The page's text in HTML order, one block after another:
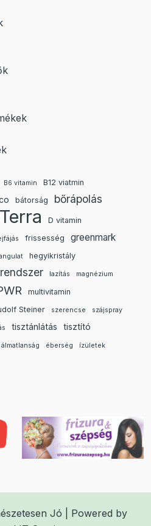
B6 vitamin
B12 viatmin
bátorság bőrápolás
D vitamin
frissesség greenmark
hegyikristály
lazítás magnézium
multivitamin
Steiner szerencse szájspray
tisztánlátás tisztító
álmatlanság éberség ízületek
Jó | Powered by